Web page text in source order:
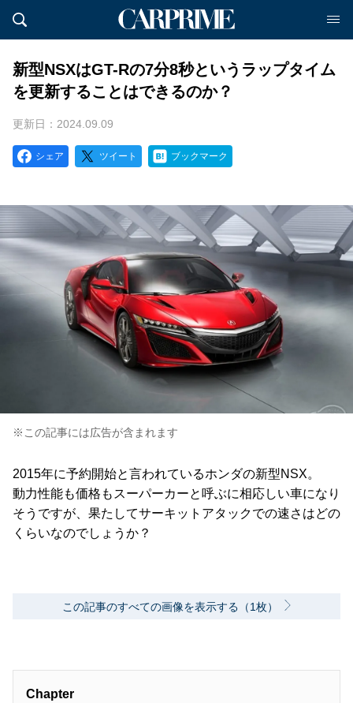
新型NSXはGT-Rの7分8秒というラップタイム
を更新することはできるのか？
更新日：2024.09.09
シェア ツイート ブックマーク
※この記事には広告が含まれます
2015年に予約開始と言われているホンダの新型NSX。
動力性能も価格もスーパーカーと呼ぶに相応しい車になり
そうですが、果たしてサーキットアタックでの速さはどの
くらいなのでしょうか？
この記事のすべての画像を表示する（1枚）
Chapter